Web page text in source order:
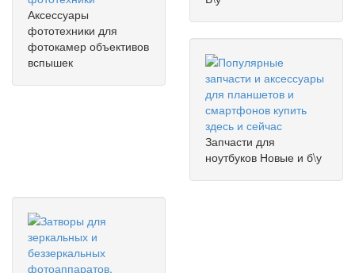
Аксессуары
фототехники для
фотокамер объективов
вспышек
Запчасти для
ноутбуков Новые и б\у